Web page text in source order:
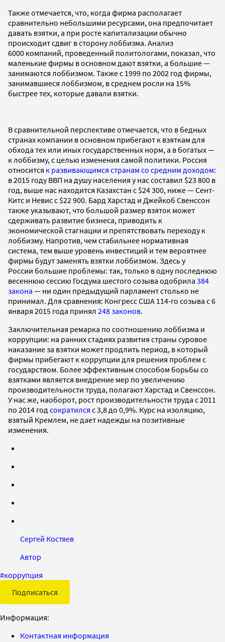
Также отмечается, что, когда фирма располагает
сравнительно небольшими ресурсами, она предпочитает
давать взятки, а при росте капитализации обычно
происходит сдвиг в сторону лоббизма. Анализ
6000 компаний, проведенный политологами, показал, что
маленькие фирмы в основном дают взятки, а большие —
занимаются лоббизмом. Также с 1999 по 2002 год фирмы,
занимавшиеся лоббизмом, в среднем росли на 15%
быстрее тех, которые давали взятки.
В сравнительной перспективе отмечается, что в бедных
странах компании в основном прибегают к взяткам для
обхода тех или иных государственных норм, а в богатых —
к лоббизму, с целью изменения самой политики. Россия
относится к развивающимся странам со средним доходом:
в 2015 году ВВП на душу населения у нас составил $23 800 в
год, выше нас находится Казахстан с $24 300, ниже — Сент-
Китс и Невис с $22 900. Бард Харстад и Джейкоб Свенссон
также указывают, что большой размер взяток может
сдерживать развитие бизнеса, приводить к
экономической стагнации и препятствовать переходу к
лоббизму. Напротив, чем стабильнее нормативная
система, тем выше уровень инвестиций и тем вероятнее
фирмы будут заменять взятки лоббизмом. Здесь у
России большие проблемы: так, только в одну последнюю
весеннюю сессию Госдума шестого созыва одобрила 384
закона — ни один предыдущий парламент столько не
принимал. Для сравнения: Конгресс США 114-го созыва с 6
января 2015 года принял 248 законов.
Заключительная ремарка по соотношению лоббизма и
коррупции: на ранних стадиях развития страны суровое
наказание за взятки может продлить период, в который
фирмы прибегают к коррупции для решения проблем с
государством. Более эффективным способом борьбы со
взятками является внедрение мер по увеличению
производительности труда, полагают Харстад и Свенссон.
У нас же, наоборот, рост производительности труда с 2011
по 2014 год сократился с 3,8 до 0,9%. Курс на изоляцию,
взятый Кремлем, не дает надежды на позитивные
изменения.
Сергей Костяев
Автор
#коррупция
Подписаться
Информация:
Контактная информация